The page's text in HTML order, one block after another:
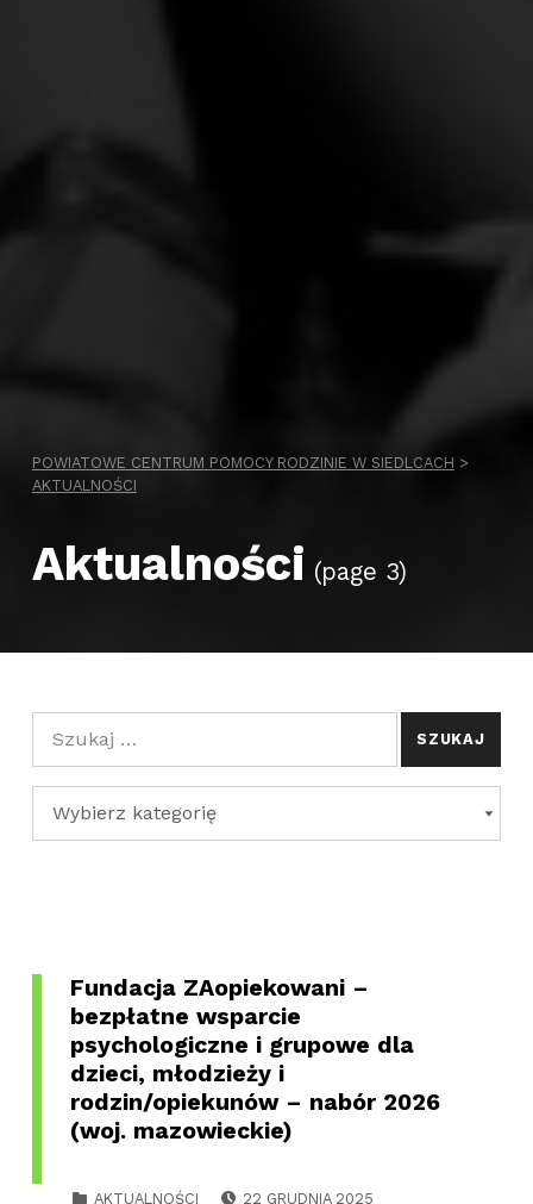
POWIATOWE CENTRUM POMOCY RODZINIE W SIEDLCACH >
AKTUALNOŚCI
Aktualności (page 3)
Szukaj dla:
KATEGORIE
Kategorie
Fundacja ZAopiekowani –
bezpłatne wsparcie
psychologiczne i grupowe dla
dzieci, młodzieży i
rodzin/opiekunów – nabór 2026
(woj. mazowieckie)
AKTUALNOŚCI
22 GRUDNIA 2025